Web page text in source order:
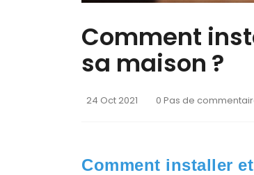
Comment
sa maison ?
24 Oct 2021 0 Pas de
Comment installer